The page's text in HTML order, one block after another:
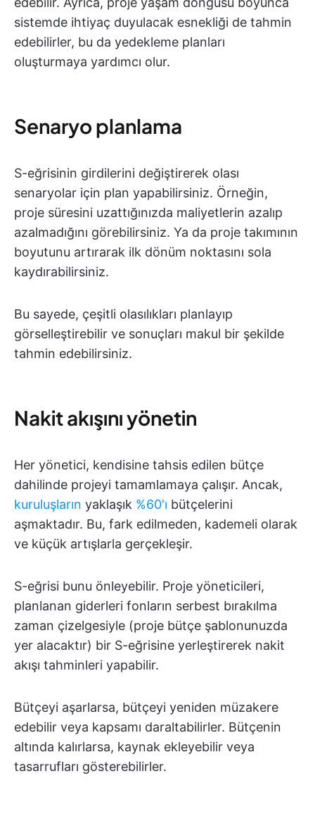
sistemde ihtiyaç duyulacak esnekliği de tahmin
edebilirler, bu da yedekleme planları
oluşturmaya yardımcı olur.
Senaryo planlama
S-eğrisinin girdilerini değiştirerek olası
senaryolar için plan yapabilirsiniz. Örneğin,
proje süresini uzattığınızda maliyetlerin azalıp
azalmadığını görebilirsiniz. Ya da proje takımının
boyutunu artırarak ilk dönüm noktasını sola
kaydırabilirsiniz.
Bu sayede, çeşitli olasılıkları planlayıp
görselleştirebilir ve sonuçları makul bir şekilde
tahmin edebilirsiniz.
Nakit akışını yönetin
Her yönetici, kendisine tahsis edilen bütçe
dahilinde projeyi tamamlamaya çalışır. Ancak,
kuruluşların yaklaşık %60'ı bütçelerini
aşmaktadır. Bu, fark edilmeden, kademeli olarak
ve küçük artışlarla gerçekleşir.
S-eğrisi bunu önleyebilir. Proje yöneticileri,
planlanan giderleri fonların serbest bırakılma
zaman çizelgesiyle (proje bütçe şablonunuzda
yer alacaktır) bir S-eğrisine yerleştirerek nakit
akışı tahminleri yapabilir.
Bütçeyi aşarlarsa, bütçeyi yeniden müzakere
edebilir veya kapsamı daraltabilirler. Bütçenin
altında kalırlarsa, kaynak ekleyebilir veya
tasarrufları gösterebilirler.